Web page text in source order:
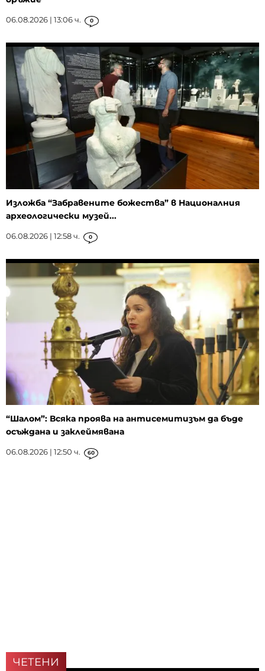
06.08.2026 | 13:06 ч. 0
Изложба “Забравените божества” в Националния
археологически музей...
06.08.2026 | 12:58 ч. 0
“Шалом”: Всяка проява на антисемитизъм да бъде
осъждана и заклеймявана
06.08.2026 | 12:50 ч. 60
ЧЕТЕНИ